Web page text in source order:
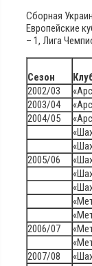
Сборная
Европейские
– 1, Лига
Сезон
2002/03
2003/04
2004/05
2005/06
2006/07
2007/08